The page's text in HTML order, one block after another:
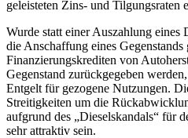
geleisteten Zins- und Tilgungsraten
Wurde statt einer Auszahlung
die Anschaffung eines Gegenstands
Finanzierungskrediten von
Gegenstand zurückgegeben
Entgelt für gezogene Nutzungen.
Streitigkeiten um die
aufgrund des „Dieselskandals“ für
sehr attraktiv sein.